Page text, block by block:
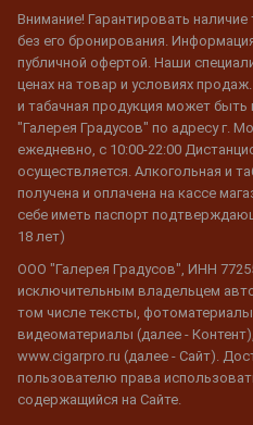
Внимание! Гарантировать
без его бронирования.
публичной офертой. Наши
ценах на товар и условиях
и табачная продукция может быть
"Галерея Градусов" по адресу г.
ежедневно, с 10:00-22:00
осуществляется. Алкогольная и
получена и оплачена на кассе
себе иметь паспорт
18 лет)
ООО "Галерея Градусов", ИНН
исключительным владельцем
том числе тексты,
видеоматериалы (далее -
www.cigarpro.ru (далее - Сайт).
пользователю права
содержащийся на Сайте.